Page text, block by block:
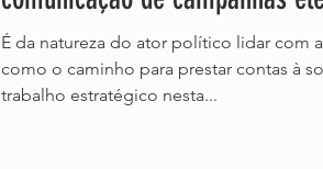
É da natureza do ator político lidar com
como o caminho para prestar contas à
trabalho estratégico nesta...